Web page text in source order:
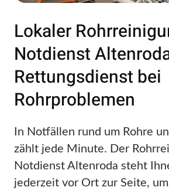
Lokaler
Notdienst
Rettungsdienst bei
Rohrproblemen
In Notfällen rund um Rohre
zählt jede Minute. Der
Notdienst Altenroda steht
jederzeit vor Ort zur Seite, um